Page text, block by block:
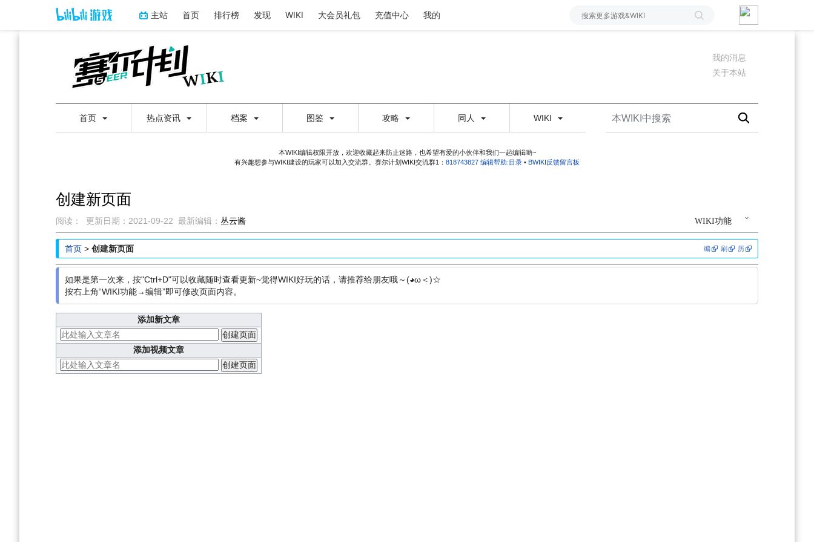
主站 首页 排行榜 发现 WIKI 大会员礼包 充值中心 我的
我的消息
关于本站
首页 热点资讯 档案 图鉴 攻略 同人 WIKI
本WIKI编辑权限开放，欢迎收藏起来防止迷路，也希望有爱的小伙伴和我们一起编辑哟~
有兴趣想参与WIKI建设的玩家可以加入交流群。赛尔计划WIKI交流群1： 818743827 编辑帮助:目录 • BWIKI反馈留言板
创建新页面
WIKI功能
阅读： 更新日期： 2021-09-22 最新编辑： 丛云酱
到
导
到
搜
编 刷 历
首页 > 创建新页面
如果是第一次来，按"Ctrl+D"可以收藏随时查看更新~觉得WIKI好玩的话，请推荐给朋友哦～(◕ω＜)☆
按右上角“WIKI功能→编辑”即可修改页面内容。
添加新文章
添加视频文章